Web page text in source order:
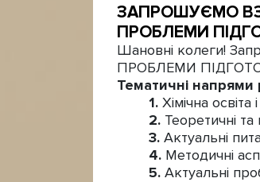
ЗАПРОШУЄМО
ПРОБЛЕМИ
Шановні колеги!
ПРОБЛЕМИ
Тематичні напрями
Хімічна
Теоретичні
Актуальні
Методичні
Актуальні